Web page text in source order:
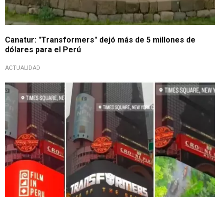
Canatur: "Transformers" dejó más de 5 millones de
dólares para el Perú
ACTUALIDAD
La maravilla en EEUU